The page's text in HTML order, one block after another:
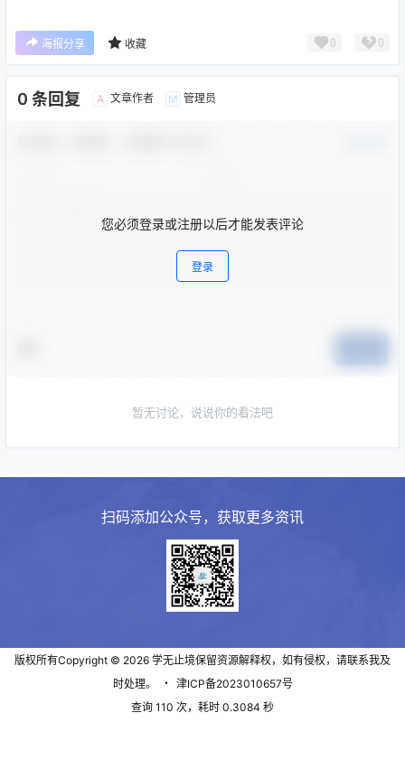
海报分享 收藏 0 0
0 条回复 A 文章作者 M 管理员
您必须登录或注册以后才能发表评论
登录
暂无讨论，说说你的看法吧
扫码添加公众号，获取更多资讯
版权所有Copyright © 2026 学无止境保留资源解释权，如有侵权，请联系我及
时处理。
・ 津ICP备2023010657号
查询 110 次，耗时 0.3084 秒